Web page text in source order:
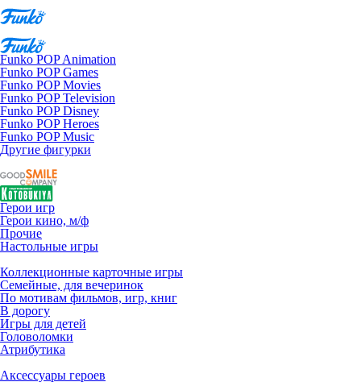
Funko POP Animation
Funko POP Games
Funko POP Movies
Funko POP Television
Funko POP Disney
Funko POP Heroes
Funko POP Music
Другие фигурки
Герои игр
Герои кино, м/ф
Прочие
Настольные игры
Коллекционные карточные игры
Семейные, для вечеринок
По мотивам фильмов, игр, книг
В дорогу
Игры для детей
Головоломки
Атрибутика
Аксессуары героев